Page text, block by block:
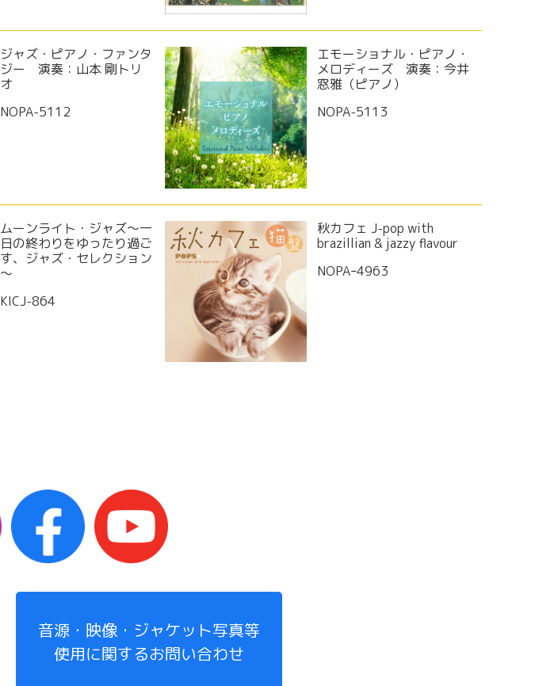
ジャズ・ピアノ・ファンタ
ジー 演奏：山本 剛トリ
オ
NOPA-5112
エモーショナル・ピアノ・
メロディーズ 演奏：今井
窓雅（ピアノ）
NOPA-5113
ムーンライト・ジャズ～一
日の終わりをゆったり過ご
す、ジャズ・セレクション
～
KICJ-864
秋カフェ J-pop with
brazillian & jazzy flavour
NOPAｰ4963
音源・映像・ジャケット写真等
使用に関するお問い合わせ